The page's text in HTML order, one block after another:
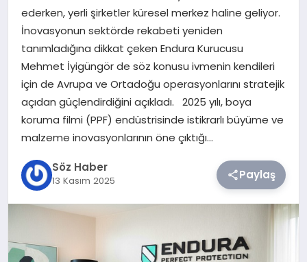
DÜNYA
TEKNOLOJI
SIYASET
YAŞAM
ederken, yerli şirketler küresel merkez haline geliyor.
İnovasyonun sektörde rekabeti yeniden
tanımladığına dikkat çeken Endura Kurucusu
Mehmet İyigüngör de söz konusu ivmenin kendileri
için de Avrupa ve Ortadoğu operasyonlarını stratejik
açıdan güçlendirdiğini açıkladı. 2025 yılı, boya
koruma filmi (PPF) endüstrisinde istikrarlı büyüme ve
malzeme inovasyonlarının öne çıktığı…
Söz Haber
13 Kasım 2025 Paylaş